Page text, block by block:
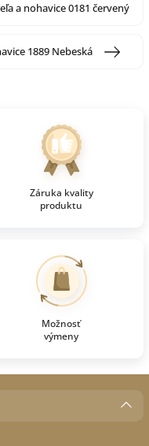
a nohavice 0181 červený
1889 Nebeská
Záruka kvality
produktu
Možnosť
výmeny